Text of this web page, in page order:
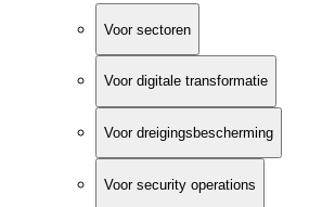
Voor sectoren
Voor digitale transformatie
Voor dreigingsbescherming
Voor security operations